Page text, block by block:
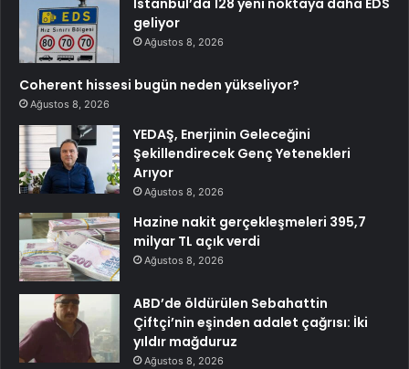
İstanbul’da 128 yeni noktaya daha EDS
geliyor
Ağustos 8, 2026
Coherent hissesi bugün neden yükseliyor?
Ağustos 8, 2026
YEDAŞ, Enerjinin Geleceğini
Şekillendirecek Genç Yetenekleri
Arıyor
Ağustos 8, 2026
Hazine nakit gerçekleşmeleri 395,7
milyar TL açık verdi
Ağustos 8, 2026
ABD’de öldürülen Sebahattin
Çiftçi’nin eşinden adalet çağrısı: İki
yıldır mağduruz
Ağustos 8, 2026